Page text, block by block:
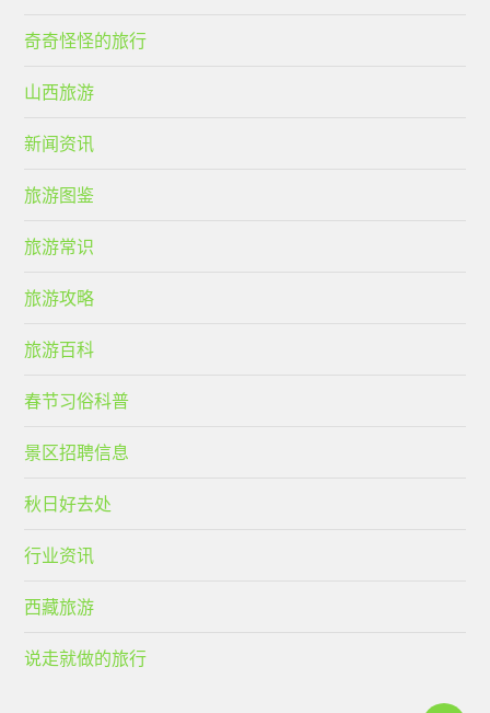
奇奇怪怪的旅行
山西旅游
新闻资讯
旅游图鉴
旅游常识
旅游攻略
旅游百科
春节习俗科普
景区招聘信息
秋日好去处
行业资讯
西藏旅游
说走就做的旅行